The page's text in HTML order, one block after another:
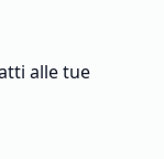
alle tue